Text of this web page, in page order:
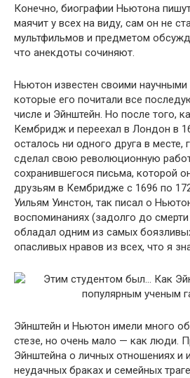
Конечно, биографии Ньютона
маячит у всех на виду, сам он не
мультфильмов и предметом
что анекдоты сочиняют.
Ньютон известен своими
которые его почитали все
числе и Эйнштейн. Но после того,
Кембридж и переехал в Лондон в
осталось ни одного друга в месте,
сделал свою революционную
сохранившегося письма, которой
друзьям в Кембридже с 1696 по
Уильям Уинстон, так писал о
воспоминаниях (задолго до
обладал одним из самых
опасливых нравов из всех, что я
Эйнштейн и Ньютон имели много
стезе, но очень мало — как люди.
Эйнштейна о личных отношениях и
неудачных браках и семейных